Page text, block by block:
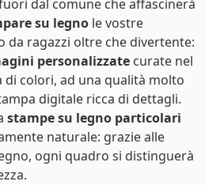
dal comune che affascinerà
su legno le vostre
da ragazzi oltre che divertente:
personalizzate curate nel
di colori, ad una qualità molto
digitale ricca di dettagli.
stampe su legno particolari
naturale: grazie alle
ogni quadro si distinguerà